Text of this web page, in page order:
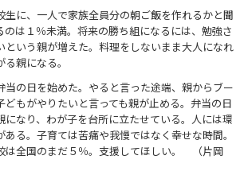
に、一人で家族全員分の朝ご飯を作れるかと聞
のは１％未満。将来の勝ち組になるには、勉強さ
という親が増えた。料理をしないまま大人になれ
親になる。
の日を始めた。やると言った途端、親からブー
どもがやりたいと言っても親が止める。弁当の日
になり、わが子を台所に立たせている。人には環
る。子育ては苦痛や我慢ではなく幸せな時間。
は全国のまだ５％。支援してほしい。 （片岡